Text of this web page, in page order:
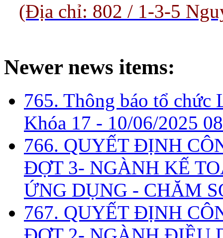
(Địa chỉ: 802 / 1-3-5
Newer news items:
765. Thông báo tổ chức
Khóa 17 - 10/06/2025
766. QUYẾT ĐỊNH
ĐỢT 3- NGÀNH KẾ
ỨNG DỤNG - CHĂM
767. QUYẾT ĐỊNH